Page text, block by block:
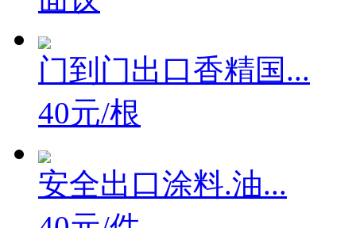
面议
门到门出口香精国...
40元/根
安全出口涂料.油...